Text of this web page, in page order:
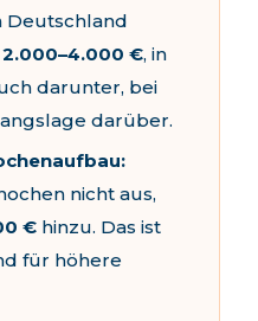
Deutschland
2.000–4.000 €, in
darunter, bei
darüber.
nicht aus,
€ hinzu. Das ist
für höhere